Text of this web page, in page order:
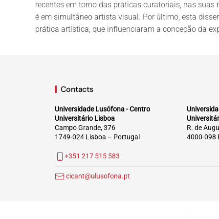
recentes em torno das práticas curatoriais, nas
é em simultâneo artista visual. Por último, esta
prática artística, que influenciaram a conceção da
Contacts
Universidade Lusófona - Centro
Universitário Lisboa
Campo Grande, 376
1749-024 Lisboa – Portugal
R. de
4000-098
+351 217 515 583
cicant@ulusofona.pt